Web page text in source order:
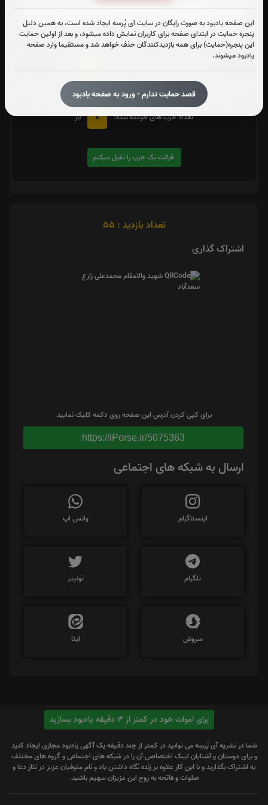
این صفحه یادبود به صورت رایگان در سایت آی پُرسه ایجاد شده است، به همین دلیل
پنجره حمایت در ابتدای صفحه برای کاربران نمایش داده میشود، و بعد از اولین حمایت
این پنجره(حمایت) برای همه بازدیدکنندگان حذف خواهد شد و مستقیما وارد صفحه
یادبود میشوند.
قصد حمایت ندارم - ورود به صفحه یادبود
متن زیارت شهدا
در صورت تمایل با کلیک بر روی دکمه زیر قرائتیک حزبرا تقبل کنید. بعد از کلیک
کردن سامانه شماره و صوت اولین حزب خوانده نشده را نمایش میدهد
تعداد حزب های خوانده شده:
0 بار
قرائت یک حزب را تقبل میکنم
تعداد بازدید : 55
اشتراک گذاری
برای کپی کردن آدرس این صفحه روی دکمه کلیک نمایید
https://iPorse.ir/5075363
ارسال به شبکه های اجتماعی
اینستاگرام واتس اپ
تلگرام توئیتر
سروش ایتا
برای اموات خود در کمتر از 3 دقیقه یادبود بسازید
شما در نشریه آی پُرسِه می توانید در کمتر از چند دقیقه یک آگهی یادبود مجازی ایجاد کنید
و برای دوستان و آشنایان لینک اختصاصی آن را در شبکه های اجتماعی و گروه های مختلف
به اشتراک بگذارید و با این کار علاوه بر زنده نگاه داشتن یاد و نام متوفیان عزیز در نثار دعا و
صلوات و فاتحه به روح این عزیزان سهیم باشید.